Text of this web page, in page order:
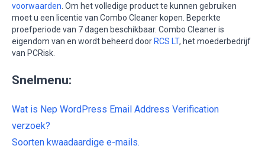
voorwaarden. Om het volledige product te kunnen gebruiken
moet u een licentie van Combo Cleaner kopen. Beperkte
proefperiode van 7 dagen beschikbaar. Combo Cleaner is
eigendom van en wordt beheerd door RCS LT, het moederbedrijf
van PCRisk.
Snelmenu:
Wat is Nep WordPress Email Address Verification
verzoek?
Soorten kwaadaardige e-mails.